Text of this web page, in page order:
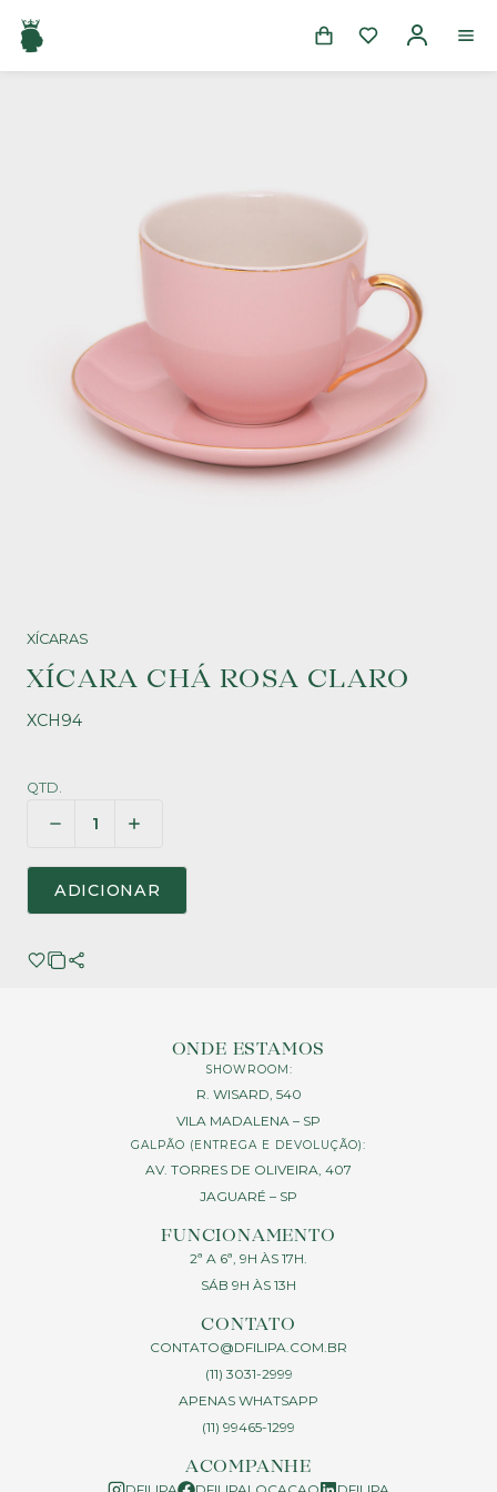
XÍCARAS
XÍCARA CHÁ ROSA CLARO
XCH94
QTD.
ADICIONAR
ONDE ESTAMOS
SHOWROOM:
R. WISARD, 540
VILA MADALENA – SP
GALPÃO (ENTREGA E DEVOLUÇÃO):
AV. TORRES DE OLIVEIRA, 407
JAGUARÉ – SP
FUNCIONAMENTO
2ª A 6ª, 9H ÀS 17H.
SÁB 9H ÀS 13H
CONTATO
CONTATO@DFILIPA.COM.BR
(11) 3031-2999
APENAS WHATSAPP
(11) 99465-1299
ACOMPANHE